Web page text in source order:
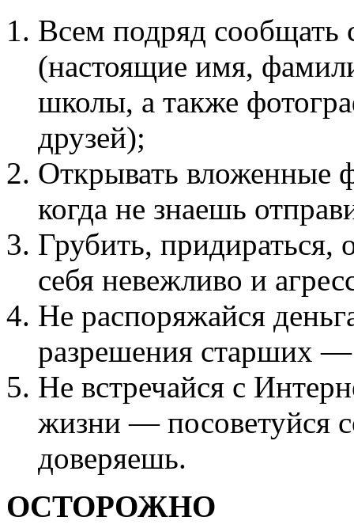
Всем подряд
(настоящие имя,
школы, а также
друзей);
Открывать вложенные
когда не знаешь
Грубить, придираться,
себя невежливо и
Не распоряжайся
разрешения старших —
Не встречайся с
жизни — посоветуйся
доверяешь.
ОСТОРОЖНО